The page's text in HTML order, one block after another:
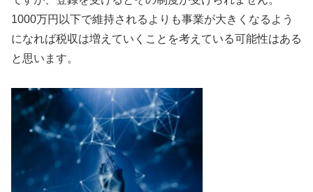
1000万円以下で維持されるよりも事業が大きくなるよう
になれば税収は増えていくことを考えている可能性はある
と思います。